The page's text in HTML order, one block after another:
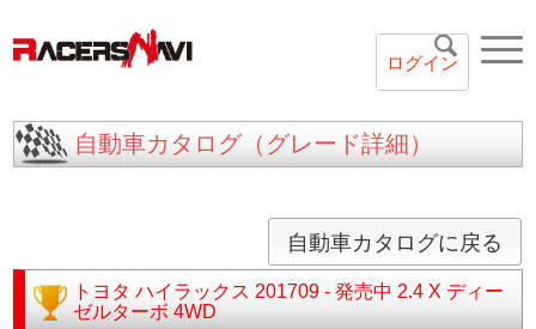
ログイン
自動車カタログ（グレード詳細）
自動車カタログに戻る
トヨタ ハイラックス 201709 - 発売中 2.4 X ディー
ゼルターボ 4WD